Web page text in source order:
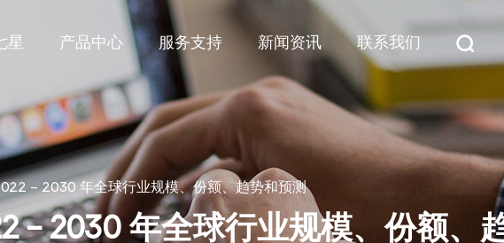
星 产品中心 服务支持 新闻资讯 联系我们
- 2030 年全球行业规模、份额、趋势和预测
- 2030 年全球行业规模、份额、